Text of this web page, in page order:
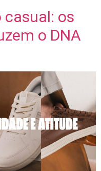
casual: os
o DNA